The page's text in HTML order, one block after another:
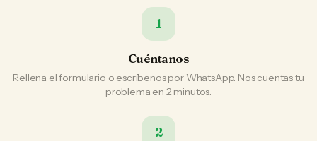
1
Cuéntanos
Rellena el formulario o escríbenos por WhatsApp. Nos cuentas tu
problema en 2 minutos.
2